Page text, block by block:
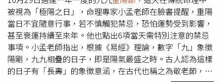
水擦拭乾淨，增加財運。4.提升宅運：重陽節一早把家中電
燈全部打開，一直開到夜晚就寢才熄燈，可增加房子的陽
氣，提升宅運。5.泡澡去霉運：官司纏身，犯小人，運勢低
迷而且很倒楣的人，可以準備菊花、龍眼乾、米、鹽、艾
草、榕樹葉加陰陽水（陰水：沒有煮過的礦泉水或自來水。
陽水：煮開的熱水。）、重陽節 當天取用的午時水，在當天
被視為「極陽之日」，命理專家小孟老師在臉書提醒，重陽
當日不宜隨意行事，若不慎觸犯禁忌，恐怕運勢受到影響，
甚至衰運持續至來年。他也點出6項當天需特別注意的禁忌
事項。小孟老師指出，根據《易經》理論，數字「九」象徵
陽剛，九九相疊的日子，即是陽氣最盛之時。古人認為這樣
的日子有「長壽」的象徵意涵，在古代也稱之為敬老節，但